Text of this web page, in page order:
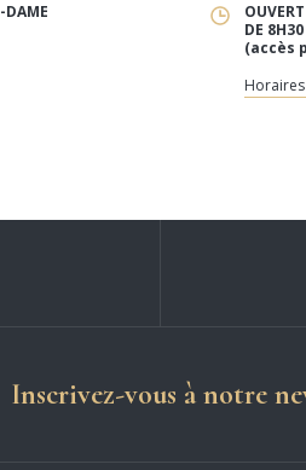
DAME
DE
(accès
Notre-Dame de Chartres
Inscrivez-vous à notre